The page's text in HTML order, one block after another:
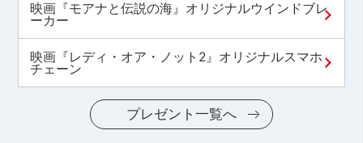
映画『モアナと伝説の海』オリジナルウインドブレ
ーカー
映画『レディ・オア・ノット2』オリジナルスマホ
チェーン
プレゼント一覧へ